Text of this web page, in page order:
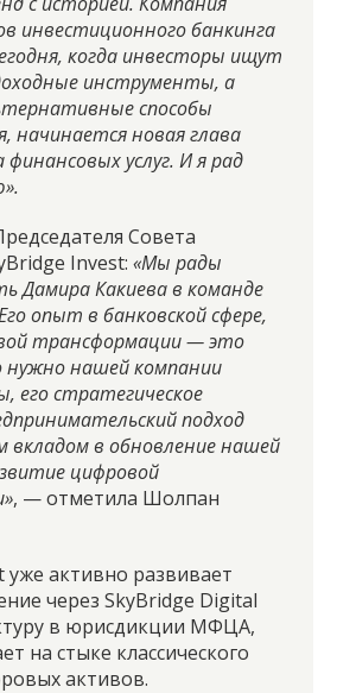
инвестиционного банкинга
когда инвесторы ищут
инструменты, а
способы
начинается новая глава
услуг. И я рад
Совета
Invest: «Мы рады
Дамира Какиева в команде
опыт в банковской сфере,
трансформации — это
нашей компании
его стратегическое
подход
в обновление нашей
цифровой
, — отметила Шолпан
уже активно развивает
через SkyBridge Digital
в юрисдикции МФЦА,
на стыке классического
активов.